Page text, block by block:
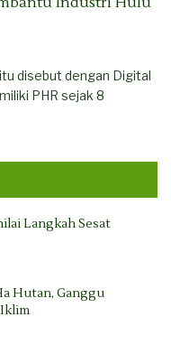
disebut dengan Digital
PHR sejak 8
Langkah Sesat
Hutan, Ganggu